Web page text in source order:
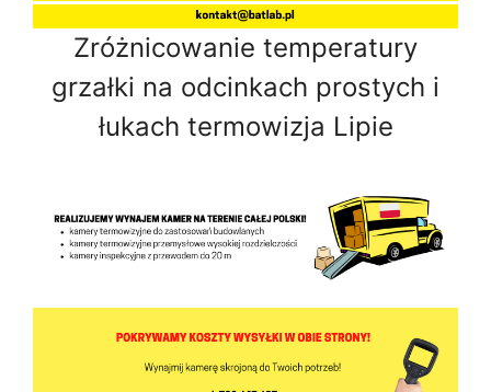
Zróżnicowanie temperatury
grzałki na odcinkach prostych i
łukach termowizja Lipie